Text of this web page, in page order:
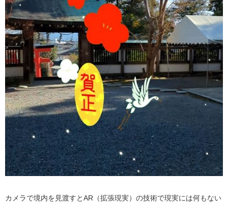
カメラで境内を見渡すとAR（拡張現実）の技術で現実には何もない